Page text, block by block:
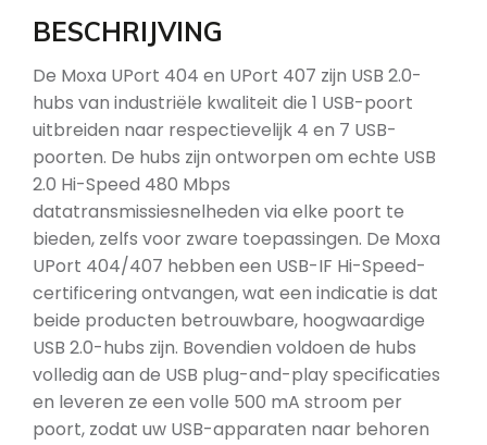
BESCHRIJVING
De Moxa UPort 404 en UPort 407 zijn USB 2.0-
hubs van industriële kwaliteit die 1 USB-poort
uitbreiden naar respectievelijk 4 en 7 USB-
poorten. De hubs zijn ontworpen om echte USB
2.0 Hi-Speed 480 Mbps
datatransmissiesnelheden via elke poort te
bieden, zelfs voor zware toepassingen. De Moxa
UPort 404/407 hebben een USB-IF Hi-Speed-
certificering ontvangen, wat een indicatie is dat
beide producten betrouwbare, hoogwaardige
USB 2.0-hubs zijn. Bovendien voldoen de hubs
volledig aan de USB plug-and-play specificaties
en leveren ze een volle 500 mA stroom per
poort, zodat uw USB-apparaten naar behoren